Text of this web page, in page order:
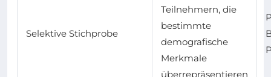
Selektive Stichprobe
Teilnehmern, die
bestimmte
demografische
Merkmale
überrepräsentieren